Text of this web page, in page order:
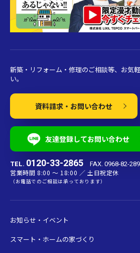
新築・リフォーム・修理のご相談等、お気
い。
資料請求・お問い合わせ
友達登録してお問い合わせ
TEL. 0120-33-2865 FAX. 0968-82-
営業時間 8:00 〜 18:00 ／ 土日祝定休
（お電話でのご相談は承っております）
お知らせ・イベント
スマート・ホームの家づくり